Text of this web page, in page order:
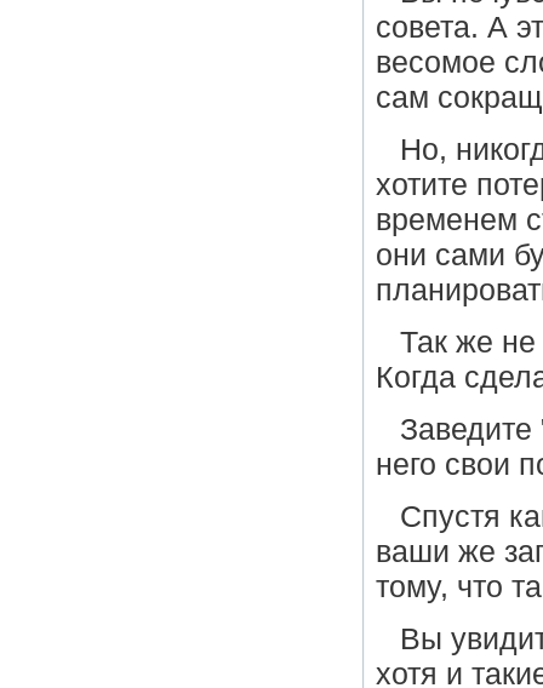
совета. А
весомое
сам
Но,
хотите
временем
они сами
Так же не
Когда
него свои
Спустя
ваши же
тому, что
Вы
хотя и